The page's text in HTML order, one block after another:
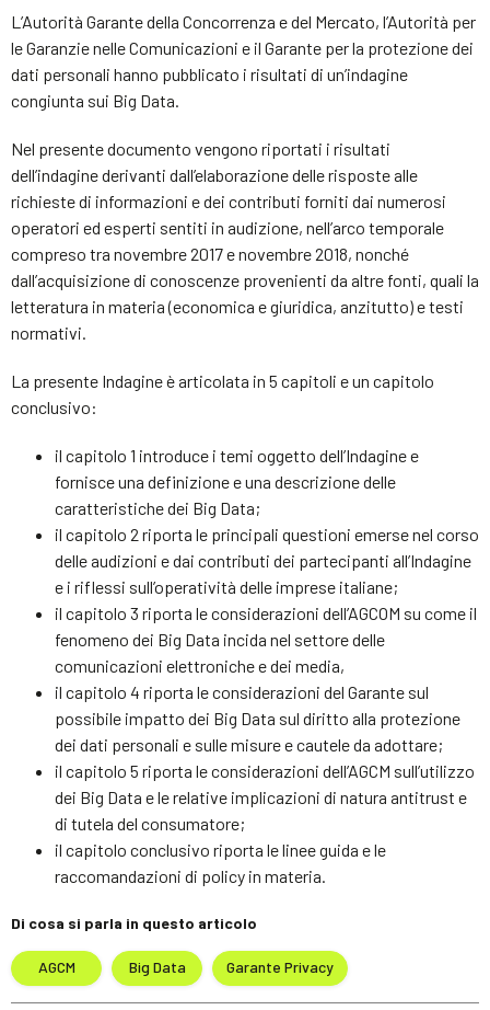
L’Autorità Garante della Concorrenza e del Mercato, l’Autorità per
le Garanzie nelle Comunicazioni e il Garante per la protezione dei
dati personali hanno pubblicato i risultati di un’indagine
congiunta sui Big Data.
Nel presente documento vengono riportati i risultati
dell’indagine derivanti dall’elaborazione delle risposte alle
richieste di informazioni e dei contributi forniti dai numerosi
operatori ed esperti sentiti in audizione, nell’arco temporale
compreso tra novembre 2017 e novembre 2018, nonché
dall’acquisizione di conoscenze provenienti da altre fonti, quali la
letteratura in materia (economica e giuridica, anzitutto) e testi
normativi.
La presente Indagine è articolata in 5 capitoli e un capitolo
conclusivo:
il capitolo 1 introduce i temi oggetto dell’Indagine e
fornisce una definizione e una descrizione delle
caratteristiche dei Big Data;
il capitolo 2 riporta le principali questioni emerse nel corso
delle audizioni e dai contributi dei partecipanti all’Indagine
e i riflessi sull’operatività delle imprese italiane;
il capitolo 3 riporta le considerazioni dell’AGCOM su come il
fenomeno dei Big Data incida nel settore delle
comunicazioni elettroniche e dei media,
il capitolo 4 riporta le considerazioni del Garante sul
possibile impatto dei Big Data sul diritto alla protezione
dei dati personali e sulle misure e cautele da adottare;
il capitolo 5 riporta le considerazioni dell’AGCM sull’utilizzo
dei Big Data e le relative implicazioni di natura antitrust e
di tutela del consumatore;
il capitolo conclusivo riporta le linee guida e le
raccomandazioni di policy in materia.
Di cosa si parla in questo articolo
AGCM Big Data Garante Privacy